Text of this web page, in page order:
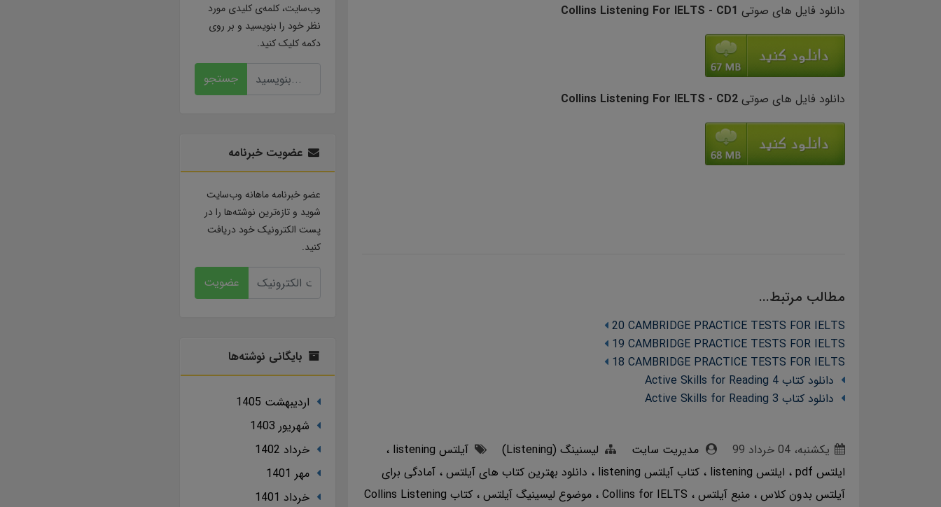
دانلود فایل های صوتی Collins Listening For IELTS - CD1
دانلود فایل های صوتی Collins Listening For IELTS - CD2
مطالب مرتبط...
20 CAMBRIDGE PRACTICE TESTS FOR IELTS
19 CAMBRIDGE PRACTICE TESTS FOR IELTS
18 CAMBRIDGE PRACTICE TESTS FOR IELTS
دانلود کتاب Active Skills for Reading 4
دانلود کتاب Active Skills for Reading 3
یکشنبه، 04 خرداد 99 مدیریت سایت لیسنینگ (Listening)
آیلتس listening
ایلتس pdf
ایلتس listening کتاب آیلتس listening دانلود بهترین کتاب های آیلتس آمادگی برای
آیلتس بدون کلاس منبع آیلتس Collins for IELTS موضوع لیسینیگ آیلتس
کتاب Collins Listening
وب‌سایت، کلمه‌ی کلیدی مورد
نظر خود را بنویسید و بر روی
دکمه کلیک کنید.
جستجو
عضویت خبرنامه
عضو خبرنامه ماهانه وب‌سایت
شوید و تازه‌ترین نوشته‌ها را در
پست الکترونیک خود دریافت
کنید.
عضویت
بایگانی نوشته‌ها
ارديبهشت 1405
شهریور 1403
خرداد 1402
مهر 1401
خرداد 1401